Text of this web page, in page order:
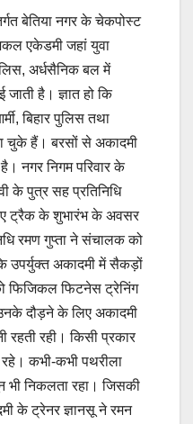
बेतिया नगर के चेकपोस्ट
एकेडमी जहां युवा
अर्धसैनिक बल में
है। ज्ञात हो कि
बिहार पुलिस तथा
चुके हैं। बरसों से अकादमी
नगर निगम परिवार के
के पुत्र सह प्रतिनिधि
नए ट्रैक के शुभारंभ के अवसर
रमण गुप्ता ने संचालक को
उपर्युक्त अकादमी में सैकड़ों
फिजिकल फिटनेस ट्रेनिंग
दौड़ने के लिए अकादमी
रहती रही। किसी प्रकार
कभी-कभी पथरीला
भी निकलता रहा। जिसकी
के ट्रेनर ज्ञानसू ने रमन